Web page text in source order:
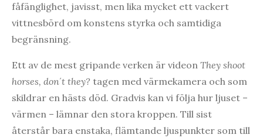
fåfänglighet, javisst, men lika mycket ett vackert
vittnesbörd om konstens styrka och samtidiga
begränsning.
Ett av de mest gripande verken är videon They shoot
horses, don´t they? tagen med värmekamera och som
skildrar en hästs död. Gradvis kan vi följa hur ljuset –
värmen – lämnar den stora kroppen. Till sist
återstår bara enstaka, flämtande ljuspunkter som till